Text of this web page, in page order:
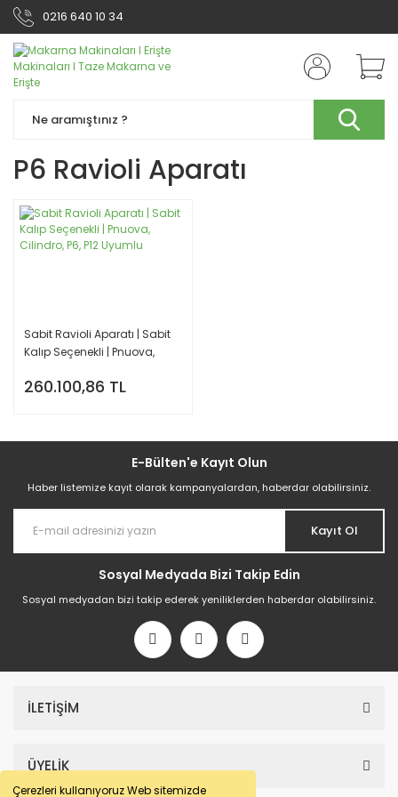
Çerezleri kullanıyoruz Web sitemizde
0216 640 10 34
P6 Ravioli Aparatı
Sabit Ravioli Aparatı | Sabit
Kalıp Seçenekli | Pnuova,
260.100,86 TL
E-Bülten'e Kayıt Olun
Haber listemize kayıt olarak kampanyalardan, haberdar olabilirsiniz.
Kayıt Ol
Sosyal Medyada Bizi Takip Edin
Sosyal medyadan bizi takip ederek yeniliklerden haberdar olabilirsiniz.
İLETİŞİM
ÜYELİK